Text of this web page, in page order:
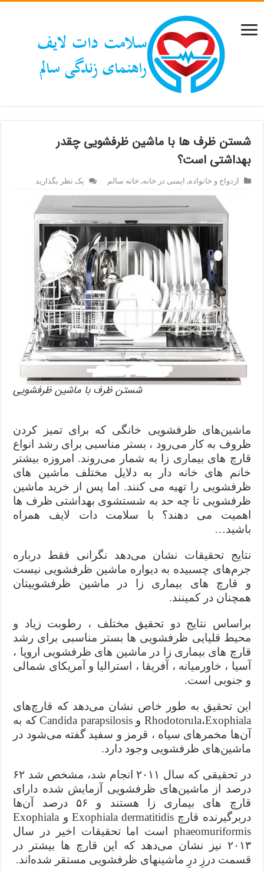
شستن ظرف ها با ماشین ظرفشویی چقدر
بهداشتی است؟
ازدواج و خانواده, ایمنی در خانه, خانه سالم یک نظر بگذارید
شستن ظرف با ماشین ظرفشویی
ماشین‌های ظرفشویی خانگی که برای تمیز کردن
ظروف به کار می‌رود ، بستر مناسبی برای رشد انواع
قارچ های بیماری زا به شمار می‌روند. امروزه بیشتر
خانم های خانه دار به دلایل مختلف ماشین های
ظرفشویی را تهیه می کنند. اما پس از خرید ماشین
ظرفشویی تا چه حد به شستشوی بهداشتی ظرف ها
اهمیت می دهند؟ با سلامت دات لایف همراه
باشید…
نتایج تحقیقات نشان می‌دهد نگرانی فقط درباره
جرم‌های چسبیده به دیواره ماشین ظرفشویی نیست
و قارچ های بیماری زا در ماشین ظرفشوییتان
همچنان در کمینند.
براساس نتایج دو تحقیق مختلف ، رطوبت زیاد و
محیط قلیایی ظرفشویی ها بستر مناسبی برای رشد
قارچ های بیماری زا در ماشین های ظرفشویی اروپا ،
آسیا ، خاورمیانه ، آفریقا ، استرالیا و آمریکای شمالی
و جنوبی است.
این تحقیق به طور خاص نشان می‌دهد که قارچ‌های
Exophiala،Rhodotorula وCandida parapsilosis که به
آن‌ها مخمرهای سیاه ، قرمز و سفید گفته می‌شود در
ماشین‌های ظرفشویی وجود دارد.
در تحقیقی که سال ۲۰۱۱ انجام شد، مشخص شد ۶۲
درصد از ماشین‌های ظرفشویی آزمایش شده دارای
قارچ های بیماری زا هستند و ۵۶
درصد آن‌ها
دربرگیرنده قارچ Exophiala dermatitidis و Exophiala
phaeomuriformis
است اما تحقیقات اخیر در سال
۲۰۱۳ نیز نشان می‌دهد که این قارچ ها بیشتر در
قسمت درزِ درِ ماشینهای ظرفشویی مستقر شده‌اند.